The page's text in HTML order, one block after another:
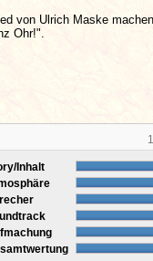
von Ulrich Maske
Ohr!".
Inhalt